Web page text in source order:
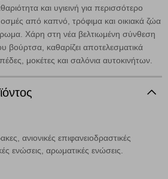
και υγιεινή για περισσότερο
οσμές από καπνό, τρόφιμα και οικιακά ζώα
Χάρη στη νέα βελτιωμένη σύνθεση
βούρτσα, καθαρίζει αποτελεσματικά
μοκέτες και σαλόνια αυτοκινήτων.
ανιονικές επιφανειοδραστικές
ενώσεις, αρωματικές ενώσεις.
κάνοντας κλικ στο σχετικό κουμπί
σχετικά. Ωστόσο θα πρέπει να
ορισμένων κατηγοριών αρχείων cookies,
εμπειρία της περιήγησής σας ή/και της
Δείτε περισσότερα